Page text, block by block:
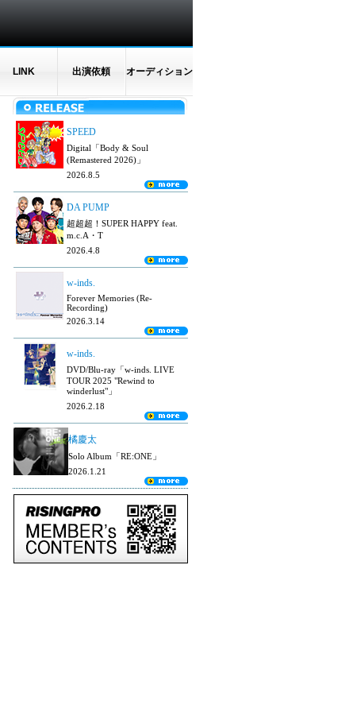
LINK 出演依頼 オーディション
SPEED
Digital「Body & Soul
(Remastered 2026)」
2026.8.5
DA PUMP
超超超！SUPER HAPPY feat.
m.c.A・T
2026.4.8
w-inds.
Forever Memories (Re-
Recording)
2026.3.14
w-inds.
DVD/Blu-ray「w-inds. LIVE
TOUR 2025 "Rewind to
winderlust"」
2026.2.18
橘慶太
Solo Album「RE:ONE」
2026.1.21